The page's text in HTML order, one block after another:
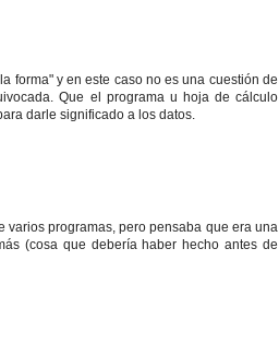
forma" y en este caso no es una cuestión de
Que el programa u hoja de cálculo
darle significado a los datos.
varios programas, pero pensaba que era una
(cosa que debería haber hecho antes de